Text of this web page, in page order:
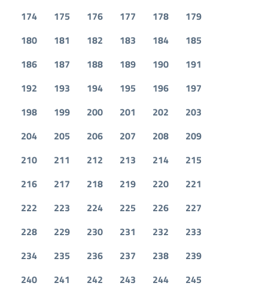
174
175 176 177 178
179
180
181 182 183 184
185
186
187 188 189 190
191
192
193 194 195 196
197
198
199 200 201 202
203
204
205 206 207 208
209
210
211 212 213 214
215
216
217 218 219 220
221
222
223 224 225 226
227
228
229 230 231 232
233
234
235 236 237 238
239
240
241 242 243 244
245